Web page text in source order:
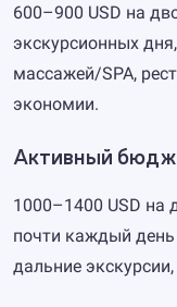
600–900 USD на
экскурсионных
массажей/SPA,
экономии.
Активный
1000–1400 USD на
почти каждый
дальние